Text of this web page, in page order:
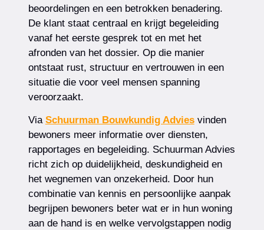
beoordelingen en een betrokken benadering.
De klant staat centraal en krijgt begeleiding
vanaf het eerste gesprek tot en met het
afronden van het dossier. Op die manier
ontstaat rust, structuur en vertrouwen in een
situatie die voor veel mensen spanning
veroorzaakt.
Via Schuurman Bouwkundig Adviesvinden
bewoners meer informatie over diensten,
rapportages en begeleiding. Schuurman Advies
richt zich op duidelijkheid, deskundigheid en
het wegnemen van onzekerheid. Door hun
combinatie van kennis en persoonlijke aanpak
begrijpen bewoners beter wat er in hun woning
aan de hand is en welke vervolgstappen nodig